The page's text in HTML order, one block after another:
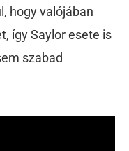
hogy valójában
így Saylor esete is
szabad